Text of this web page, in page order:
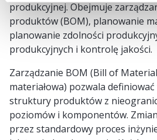
produkcyjnej. Obejmuje
produktów (BOM), planowanie
planowanie zdolności
produkcyjnych i kontrolę jakości.
Zarządzanie BOM (Bill of
materiałowa) pozwala
struktury produktów z
poziomów i komponentów.
przez standardowy proces